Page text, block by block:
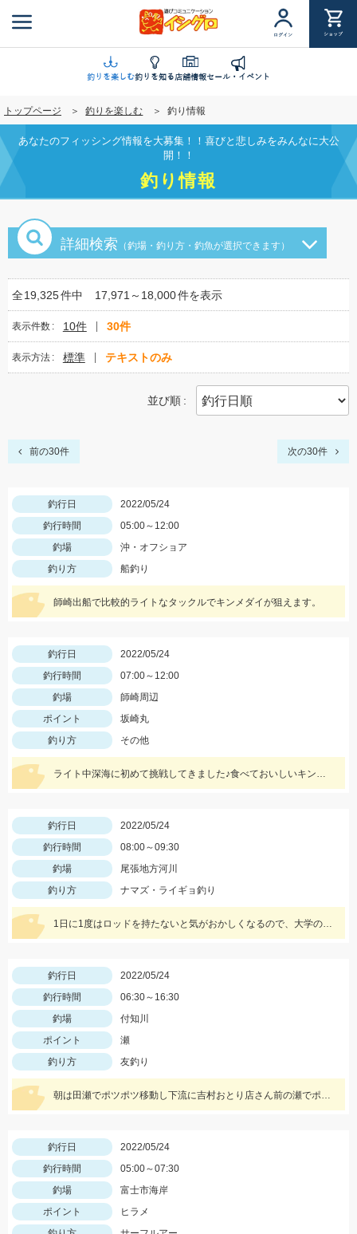
ン
に
移
動
ログイン ショップ
釣りを楽しむ釣りを知る店舗情報セール・イベント
トップページ 釣りを楽しむ 釣り情報
あなたのフィッシング情報を大募集！！喜びと悲しみをみんなに大公
開！！
釣り情報
詳細検索 （釣場・釣り方・釣魚が選択できます）
全19,325件中 17,971～18,000件を表示
表示件数 10件 30件
表示方法 標準 テキストのみ
並び順
前の30件 次の30件
釣行日
2022/05/24
釣行時間
05:00～12:00
釣場
沖・オフショア
釣り方
船釣り
師崎出船で比較的ライトなタックルでキンメダイが狙えます。
釣行日
2022/05/24
釣行時間
07:00～12:00
釣場
師崎周辺
ポイント
坂崎丸
釣り方
その他
ライト中深海に初めて挑戦してきました♪食べておいしいキンメを釣ってみてはいかがでしょうか？ 水深300～400ｍで仕掛けは5～8本針のライト中深海用胴突き仕掛けに250号のオモリを使用しました
釣行日
2022/05/24
釣行時間
08:00～09:30
釣場
尾張地方河川
釣り方
ナマズ・ライギョ釣り
1日に1度はロッドを持たないと気がおかしくなるので、大学の授業前にナマズと遊んできました。
釣行日
2022/05/24
釣行時間
06:30～16:30
釣場
付知川
ポイント
瀬
釣り方
友釣り
朝は田瀬でポツポツ移動し下流に吉村おとり店さん前の瀬でポツリ移動し上流いなりはし下流の瀬の中でポツポツσ(^_^;)
釣行日
2022/05/24
釣行時間
05:00～07:30
釣場
富士市海岸
ポイント
ヒラメ